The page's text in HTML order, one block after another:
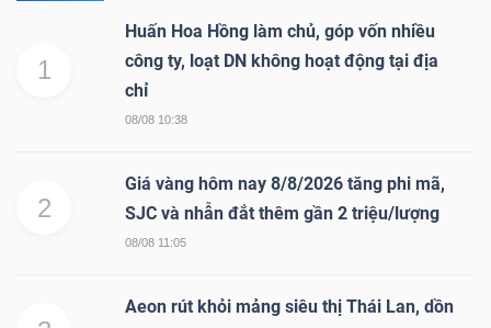
1
Huấn Hoa Hồng làm chủ, góp vốn nhiều
công ty, loạt DN không hoạt động tại địa
chỉ
08/08 10:38
2
Giá vàng hôm nay 8/8/2026 tăng phi mã,
SJC và nhẫn đắt thêm gần 2 triệu/lượng
08/08 11:05
Aeon rút khỏi mảng siêu thị Thái Lan, dồn